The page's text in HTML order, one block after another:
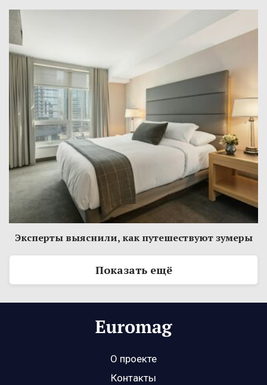
Эксперты выяснили, как путешествуют зумеры
Показать ещё
О проекте
Контакты